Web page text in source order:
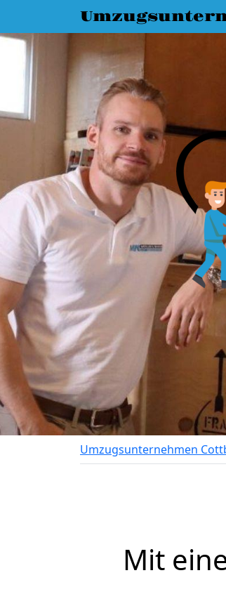
Umzugsunternehmen
Mit